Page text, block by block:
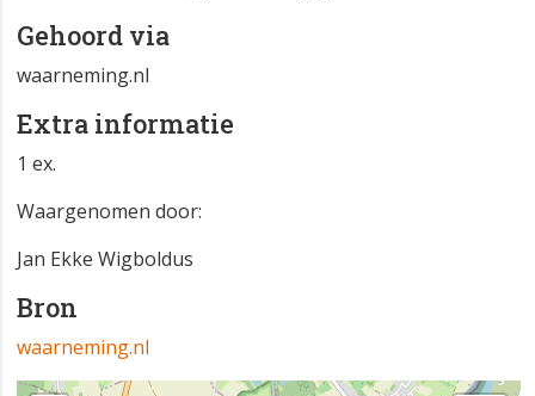
Gehoord via
waarneming.nl
Extra informatie
1 ex.
Waargenomen door:
Jan Ekke Wigboldus
Bron
waarneming.nl